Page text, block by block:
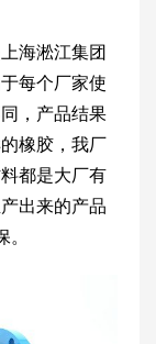
海淞江集团
每个厂家使
，产品结果
橡胶，我厂
都是大厂有
出来的产品